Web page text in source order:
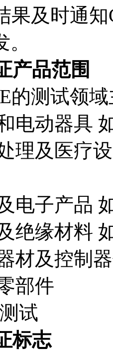
果及时通
产品范围
测试领域
动器具 如
及医疗设
子产品 如
缘材料 如
及控制
件
试
标志